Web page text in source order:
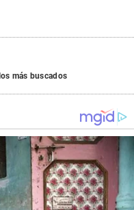
los más buscados